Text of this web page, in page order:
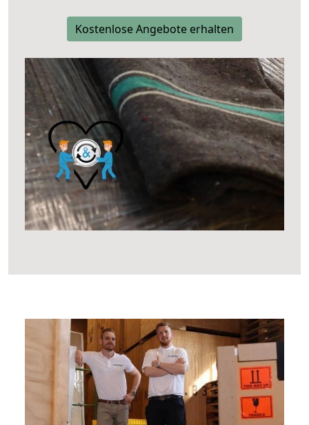
Kostenlose Angebote erhalten